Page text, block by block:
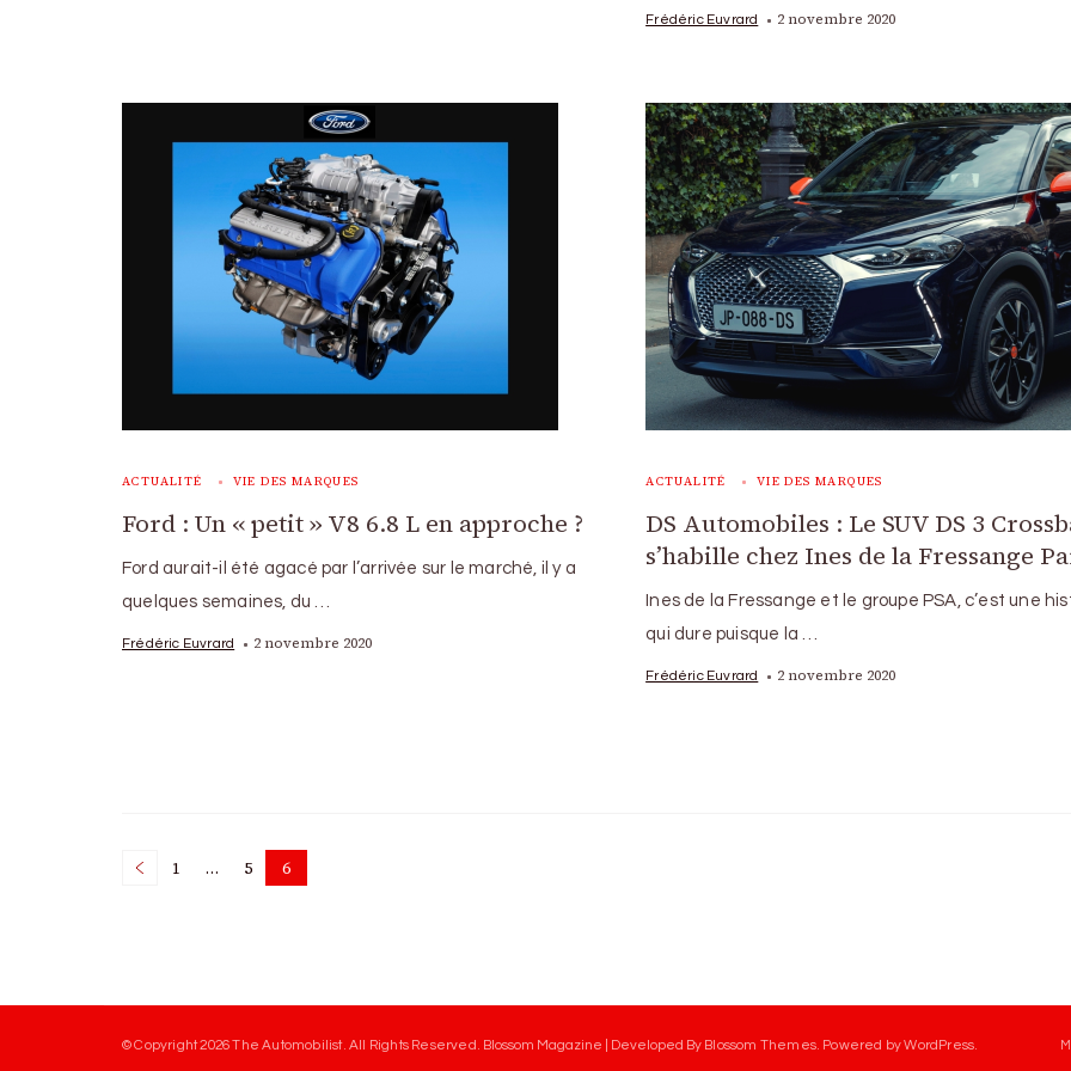
Frédéric Euvrard 2 novembre 2020
ACTUALITÉ VIE DES MARQUES
Ford : Un « petit » V8 6.8 L en approche ?
Ford aurait-il été agacé par l’arrivée sur le marché, il y a
quelques semaines, du …
Frédéric Euvrard 2 novembre 2020
ACTUALITÉ VIE DES MARQUES
DS Automobiles : Le SUV DS 3
s’habille chez Ines de la Fressange
Ines de la Fressange et le groupe PSA, c’est une
qui dure puisque la …
Frédéric Euvrard 2 novembre 2020
Posts
Page
1 … Page
5 Page
6
© Copyright 2026The Automobilist. All Rights Reserved. Blossom Magazine | Developed By Blossom Themes Powered byWordPress